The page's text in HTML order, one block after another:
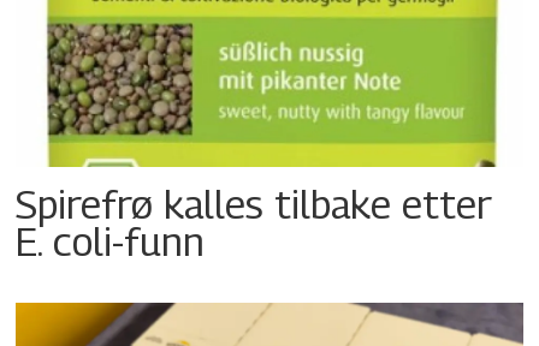
Spirefrø kalles tilbake etter
E. coli-funn